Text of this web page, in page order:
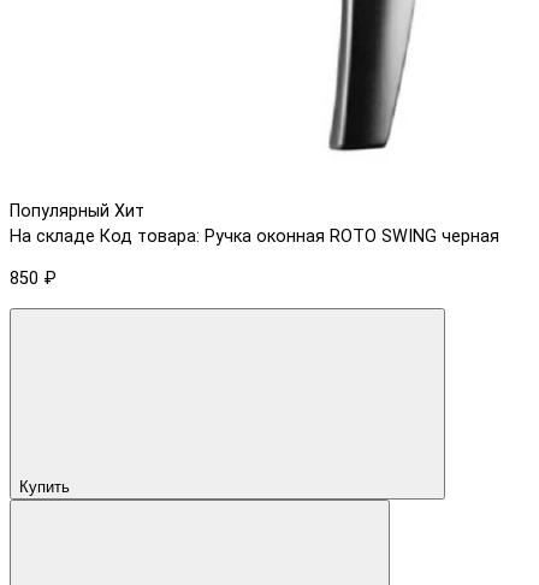
Популярный Хит
На складе Код товара: Ручка оконная ROTO SWING черная
850 ₽
Купить